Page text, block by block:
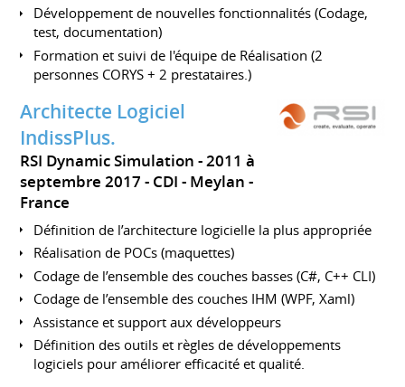
Développement de nouvelles fonctionnalités (Codage,
test, documentation)
Formation et suivi de l'équipe de Réalisation (2
personnes CORYS + 2 prestataires.)
Architecte Logiciel
IndissPlus.
RSI Dynamic Simulation
2011 à
septembre 2017 CDI
Meylan
France
Définition de l’architecture logicielle la plus appropriée
Réalisation de POCs (maquettes)
Codage de l’ensemble des couches basses (C#, C++ CLI)
Codage de l’ensemble des couches IHM (WPF, Xaml)
Assistance et support aux développeurs
Définition des outils et règles de développements
logiciels pour améliorer efficacité et qualité.